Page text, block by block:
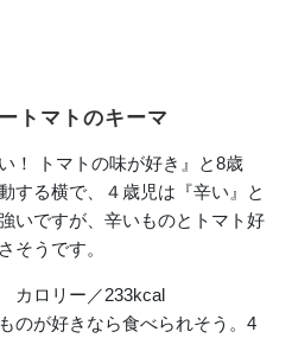
トマトのキーマ
！ トマトの味が好き』と8歳
する横で、４歳児は『辛い』と
いですが、辛いものとトマト好
そうです。
ロリー／233kcal
のが好きなら食べられそう。4